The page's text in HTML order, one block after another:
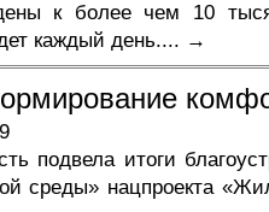
к более чем 10
каждый день.... →
подвела итоги
среды» нацпроекта